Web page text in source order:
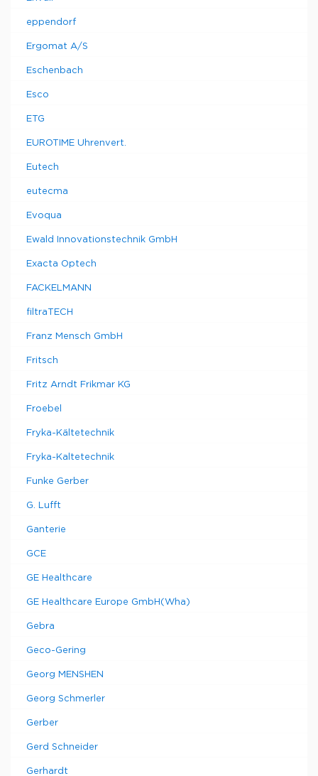
eppendorf
Ergomat A/S
Eschenbach
Esco
ETG
EUROTIME Uhrenvert.
Eutech
eutecma
Evoqua
Ewald Innovationstechnik GmbH
Exacta Optech
FACKELMANN
filtraTECH
Franz Mensch GmbH
Fritsch
Fritz Arndt Frikmar KG
Froebel
Fryka-Kältetechnik
Fryka-Kaltetechnik
Funke Gerber
G. Lufft
Ganterie
GCE
GE Healthcare
GE Healthcare Europe GmbH(Wha)
Gebra
Geco-Gering
Georg MENSHEN
Georg Schmerler
Gerber
Gerd Schneider
Gerhardt